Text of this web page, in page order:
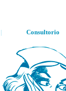
| Consultorio